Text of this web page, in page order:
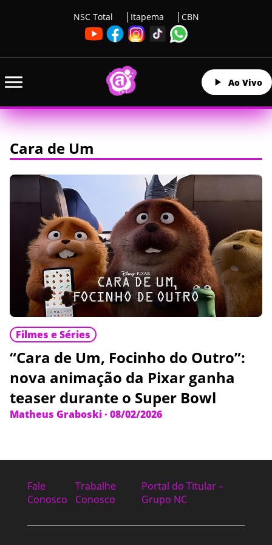
NSC Total Itapema CBN
Ao Vivo
Cara de Um
Filmes e Séries
“Cara de Um, Focinho do Outro”:
nova animação da Pixar ganha
teaser durante o Super Bowl
Matheus Graboski· 08/02/2026
Fale
Conosco
Trabalhe
Conosco
Portal do Titular –
Grupo NC